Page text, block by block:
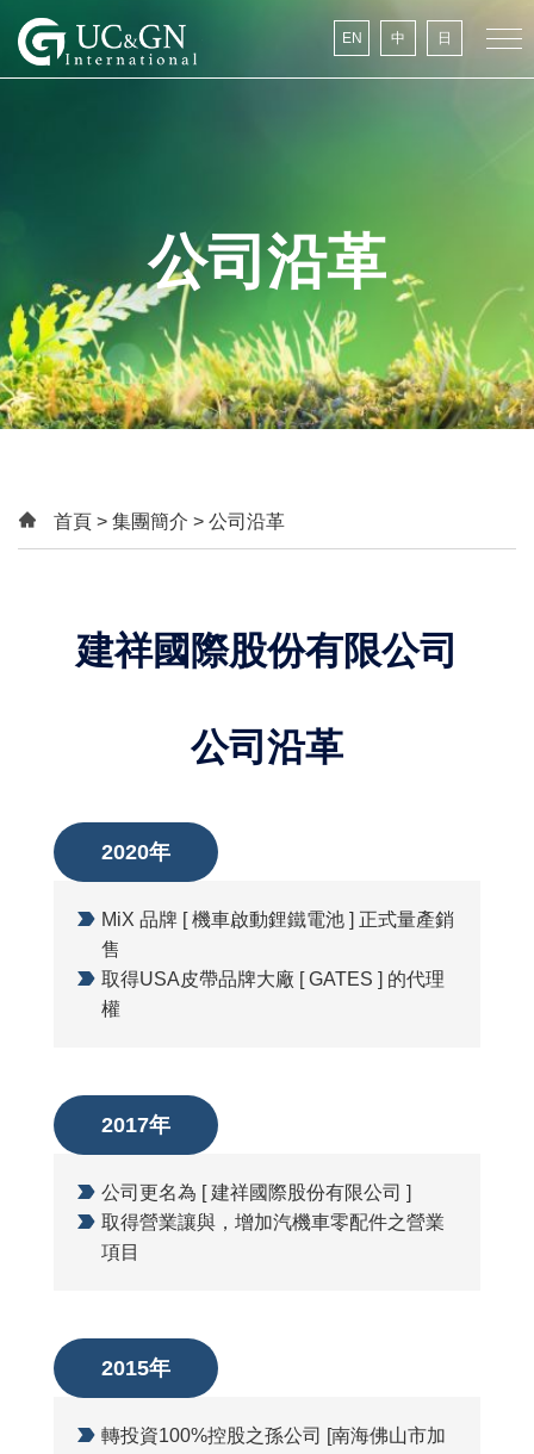
EN 中 日
公司沿革
首頁 > 集團簡介 > 公司沿革
建祥國際股份有限公司
公司沿革
2020年
MiX 品牌 [ 機車啟動鋰鐵電池 ] 正式量產銷
售
取得USA皮帶品牌大廠 [ GATES ] 的代理
權
2017年
公司更名為 [ 建祥國際股份有限公司 ]
取得營業讓與，增加汽機車零配件之營業
項目
2015年
轉投資100%控股之孫公司 [南海佛山市加